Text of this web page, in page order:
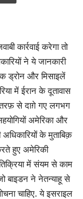
कार्रवाई करेगा तो
ने ये जानकारी
ड्रोन और मिसाइलें
में ईरान के दूतावास
तरफ़ से दाग़े गए लगभग
अमेरिका और
के मुताबिक़
हुए अमेरिकी
में संयम से काम
बाइडन ने नेतन्याहू से
चाहिए. ये इसराइल